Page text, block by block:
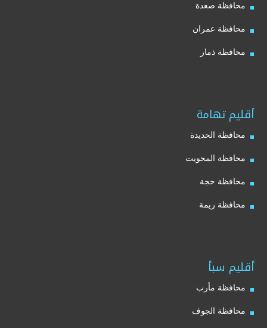
محافظة صعدة
محافظة عمران
محافظة ذمار
أقليم تهامة
محافظة الحديدة
محافظة المحويت
محافظة حجة
محافظة ريمة
أقليم سبأ
محافظة مأرب
محافظة الجوف